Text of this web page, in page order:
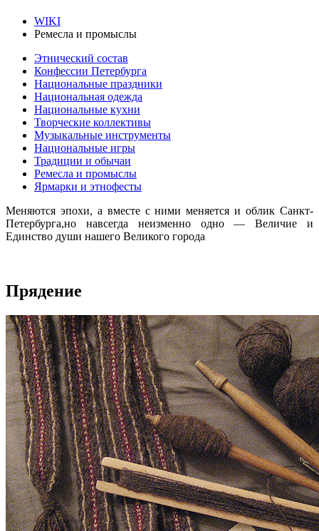
WIKI
Ремесла и промыслы
Этнический состав
Конфессии Петербурга
Национальные праздники
Национальная одежда
Национальные кухни
Творческие коллективы
Музыкальные инструменты
Национальные игры
Традиции и обычаи
Ремесла и промыслы
Ярмарки и этнофесты
Меняются эпохи, а вместе с ними меняется и облик Санкт-
Петербурга,но навсегда неизменно одно — Величие и
Единство души нашего Великого города
Прядение